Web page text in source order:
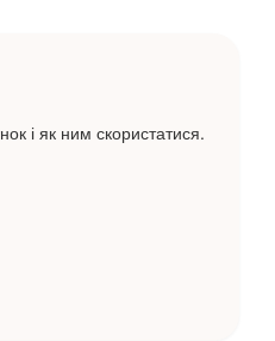
і як ним скористатися.